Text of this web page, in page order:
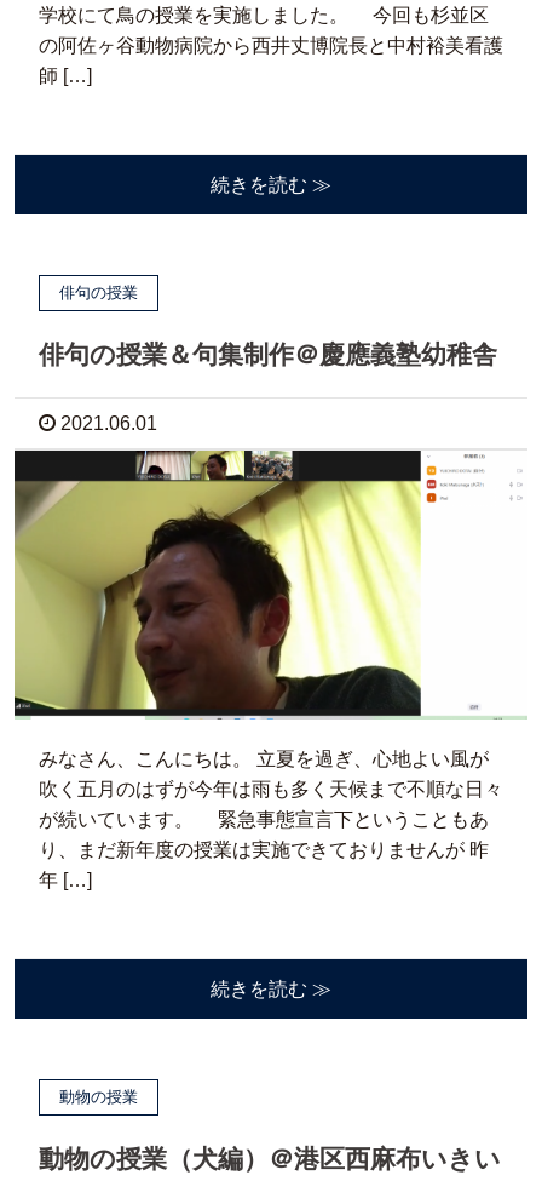
学校にて鳥の授業を実施しました。 今回も杉並区
の阿佐ヶ谷動物病院から西井丈博院長と中村裕美看護
師 […]
続きを読む ≫
俳句の授業
俳句の授業＆句集制作＠慶應義塾幼稚舎
2021.06.01
みなさん、こんにちは。 立夏を過ぎ、心地よい風が
吹く五月のはずが今年は雨も多く天候まで不順な日々
が続いています。 緊急事態宣言下ということもあ
り、まだ新年度の授業は実施できておりませんが 昨
年 […]
続きを読む ≫
動物の授業
動物の授業（犬編）＠港区西麻布いきい